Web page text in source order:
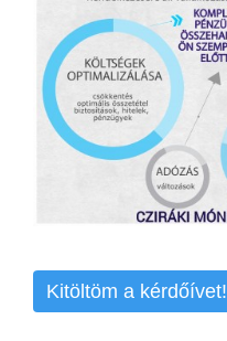
Kitöltöm a kérdőívet!